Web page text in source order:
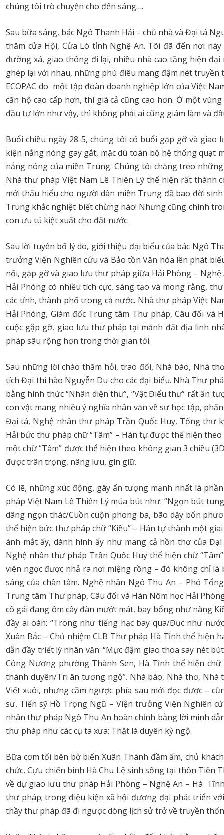
chúng tôi trò chuyện cho đến sáng….
Sau bữa sáng, bác Ngô Thanh Hải – chủ nhà và Đại tá
thăm cửa Hội, Cửa Lò tỉnh Nghệ An. Tôi đã đến nơi
đường xá, giao thông đi lại, nhiều nhà cao tầng hiện
ghép lại với nhau, những phù điêu mang đậm nét
ECOPAC do một tập đoàn doanh nghiệp lớn của Việt
căn hộ cao cấp hơn, thì giá cả cũng cao hơn. Ở một
đầu tư lớn như vậy, thì không phải ai cũng giám làm và
Buổi chiều ngày 28-5, chúng tôi có buổi gặp gỡ và
kiện nắng nóng gay gắt, mặc dù toàn bộ hệ thống quạt
nắng nóng của miền Trung. Chúng tôi chăng treo
Nhà thư pháp Việt Nam Lê Thiên Lý thể hiện rất thành
mới thấu hiểu cho người dân miền Trung đã bao đời
Trung khắc nghiệt biết chừng nào! Nhưng cũng chính
con ưu tú kiệt xuất cho đất nước.
Sau lời tuyên bố lý do, giới thiệu đại biểu của bác Ngô
trưởng Viện Nghiên cứu và Bảo tồn Văn hóa lên phát
nối, gặp gỡ và giao lưu thư pháp giữa Hải Phòng –
Hải Phòng có nhiều tích cực, sáng tạo và mong rằng,
các tỉnh, thành phố trong cả nước. Nhà thư pháp Việt
Hải Phòng, Giám đốc Trung tâm Thư pháp, Câu đối và
cuộc gặp gỡ, giao lưu thư pháp tại mảnh đất địa linh
pháp sâu rộng hơn trong thời gian tới.
Sau những lời chào thăm hỏi, trao đổi, Nhà báo, Nhà
tích Đại thi hào Nguyễn Du cho các đại biểu. Nhà Thư
bằng hình thức “Nhân diện thư”, “Vật Điểu thư” rất ấn
con vật mang nhiều ý nghĩa nhân văn về sự học tập,
Đại tá, Nghệ nhân thư pháp Trần Quốc Huy, Tổng thư
Hải bức thư pháp chữ “Tâm” – Hán tự được thể hiện
một chữ “Tâm” được thể hiện theo không gian 3 chiều
được trân trọng, nâng lưu, gìn giữ.
Có lẽ, những xúc động, gây ấn tượng mạnh nhất là
pháp Việt Nam Lê Thiên Lý múa bút như: “Ngọn bút
dâng ngọn thác/Cuồn cuộn phong ba, bão dậy bốn
thể hiện bức thư pháp chữ “Kiều” – Hán tự thành một
ánh mắt ấy, dánh hình ấy như mang cả hồn thơ của
Nghệ nhân thư pháp Trần Quốc Huy thể hiện chữ
viên ngọc được nhả ra nơi miệng rồng – đó không chỉ
sáng của chân tâm. Nghệ nhân Ngô Thu An – Phó
Trung tâm Thư pháp, Câu đối và Hán Nôm học Hải
cô gái đang ôm cây đàn mướt mát, bay bổng như nàng
đầy ai oán: “Trong như tiếng hạc bay qua/Đục như
Xuân Bắc – Chủ nhiệm CLB Thư pháp Hà Tĩnh thể hiện
dẫn đầy triết lý nhân văn: “Mực đậm giao thoa say nét
Công Nương phường Thành Sen, Hà Tĩnh thể hiện
thành duyên/Tri ân tương ngộ”. Nhà báo, Nhà thơ,
Viết xuôi, nhưng cầm ngược phía sau mới đọc được –
sư, Tiến sỹ Hồ Trọng Ngũ – Viện trưởng Viện Nghiên
nhân thư pháp Ngô Thu An hoàn chỉnh bằng lời minh
thư pháp như các cụ ta xưa: Thật là duyên kỳ ngộ.
Bữa cơm tối bên bờ biển Xuân Thành đầm ấm, chủ
chức, Cựu chiến binh Hà Chu Lệ sinh sống tại thôn Tiên
về dự giao lưu thư pháp Hải Phòng – Nghệ An – Hà
thư pháp; trong điệu kiện xã hội đương đại phát triển
thầy thư pháp đã đi ngược dòng lịch sử trở về truyền